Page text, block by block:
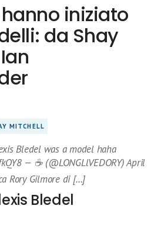
iniziato
da Shay
MITCHELL
Bledel was a model haha
— ☕️ (@LONGLlVEDORY) April
Rory Gilmore di […]
Bledel